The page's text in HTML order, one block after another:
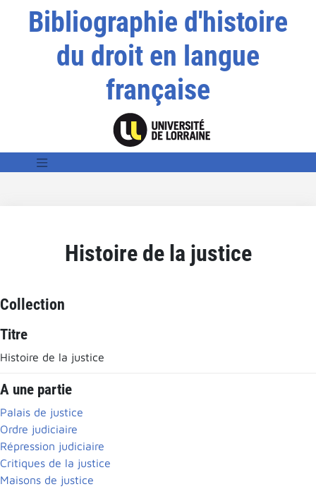
Bibliographie d'histoire
du droit en langue
française
Histoire de la justice
Collection
Titre
Histoire de la justice
A une partie
Palais de justice
Ordre judiciaire
Répression judiciaire
Critiques de la justice
Maisons de justice